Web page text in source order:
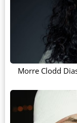
Morre Clodd